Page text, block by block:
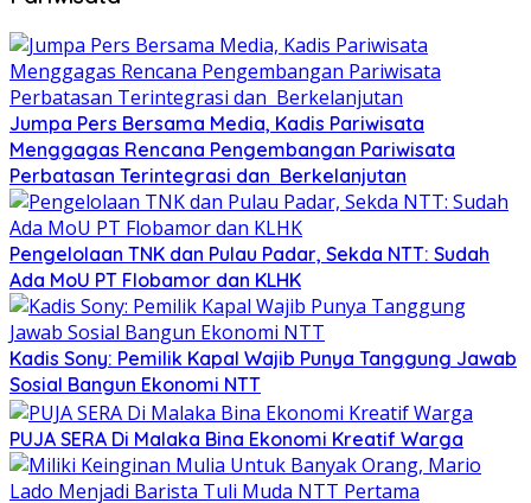
Jumpa Pers Bersama Media, Kadis Pariwisata
Menggagas Rencana Pengembangan Pariwisata
Perbatasan Terintegrasi dan Berkelanjutan
Pengelolaan TNK dan Pulau Padar, Sekda NTT: Sudah
Ada MoU PT Flobamor dan KLHK
Kadis Sony: Pemilik Kapal Wajib Punya Tanggung Jawab
Sosial Bangun Ekonomi NTT
PUJA SERA Di Malaka Bina Ekonomi Kreatif Warga